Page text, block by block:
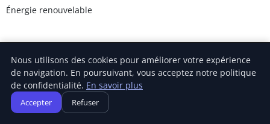
Énergie renouvelable
Carnivalofclimatechange
Inscrivez-vous pour recevoir nos derniers articles directement
dans votre boîte mail.
Nous utilisons des cookies pour améliorer votre expérience
de navigation. En poursuivant, vous acceptez notre politique
de confidentialité. En savoir plus
Accepter Refuser